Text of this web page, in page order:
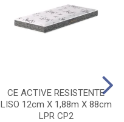
CE ACTIVE RESISTENTE
LISO 12cm X 1,88m X 88cm
LPR CP2